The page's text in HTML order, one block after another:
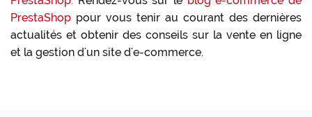
PrestaShop pour vous tenir au courant des dernières
actualités et obtenir des conseils sur la vente en ligne
et la gestion d'un site d'e-commerce.